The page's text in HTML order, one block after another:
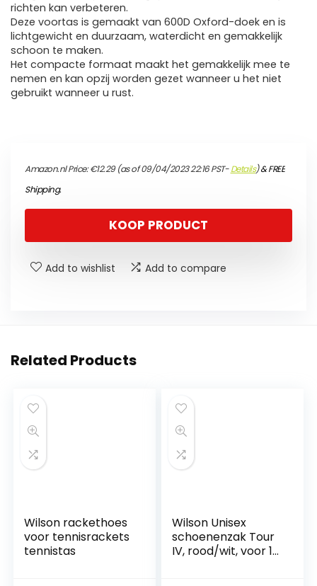
richten kan verbeteren.
Deze voortas is gemaakt van 600D Oxford-doek en is
lichtgewicht en duurzaam, waterdicht en gemakkelijk
schoon te maken.
Het compacte formaat maakt het gemakkelijk mee te
nemen en kan opzij worden gezet wanneer u het niet
gebruikt wanneer u rust.
Amazon.nl Price:€12.29(as of 09/04/2023 22:16 PST-Details)&FREE
Shipping.
KOOP PRODUCT
Add to wishlist Add to compare
Related Products
Wilson rackethoes
voor tennisrackets
tennistas
Wilson Unisex
schoenenzak Tour
IV, rood/wit, voor 1